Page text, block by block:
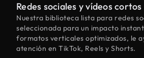
Redes sociales y vídeos cortos
Nuestra biblioteca lista para redes
seleccionada para un impacto
formatos verticales optimizados, le
atención en TikTok, Reels y Shorts.